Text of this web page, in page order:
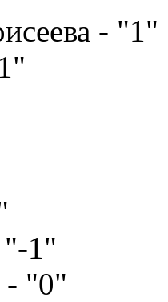
- "1"
"-1"
- "0"